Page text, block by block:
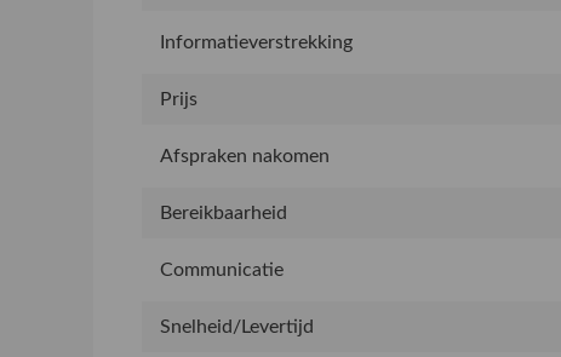
Informatieverstrekking
Prijs
Afspraken nakomen
Bereikbaarheid
Communicatie
Snelheid/Levertijd